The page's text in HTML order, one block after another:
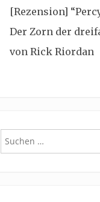
[Rezension]
Der Zorn der
von Rick Riordan
Suchen
nach: